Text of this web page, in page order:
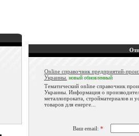
Online справочник предприятий-
Украины. новый обновленный
Тематический online справочник
Украины. Информация о
металлопроката, стройматериалов и
товаров для енерге...
Ваш email: *